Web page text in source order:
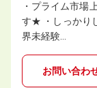
・プライム市場
す★ ・しっかり
界未経験…
お問い合わ